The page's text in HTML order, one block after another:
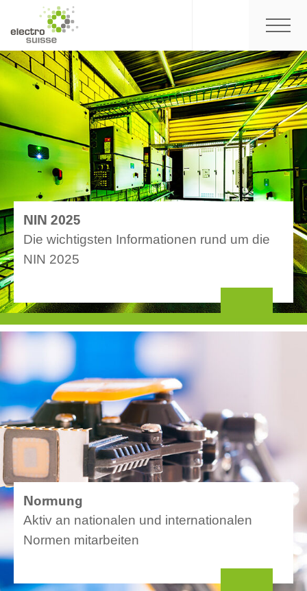
NIN 2025
Die wichtigsten Informationen rund um die
NIN 2025
Normung
Aktiv an nationalen und internationalen
Normen mitarbeiten